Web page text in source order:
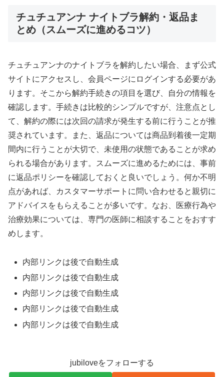
チュチュアンナ ナイトブラ解約・返品ま
とめ（スムーズに進めるコツ）
チュチュアンナのナイトブラを解約したい場合、まず公式
サイトにアクセスし、会員ページにログインする必要があ
ります。そこから解約手続きの項目を選び、自分の情報を
確認します。手続きは比較的シンプルですが、注意点とし
て、解約の際には次回の請求が発生する前に行うことが推
奨されています。また、返品については商品到着後一定期
間内に行うことが大切で、未使用の状態であることが求め
られる場合があります。スムーズに進めるためには、事前
に返品ポリシーを確認しておくと良いでしょう。何か不明
点があれば、カスタマーサポートに問い合わせると親切に
アドバイスをもらえることが多いです。なお、医療行為や
治療効果については、専門の医師に相談することをおすす
めします。
内部リンクは後で自動生成
内部リンクは後で自動生成
内部リンクは後で自動生成
内部リンクは後で自動生成
内部リンクは後で自動生成
jubiloveをフォローする